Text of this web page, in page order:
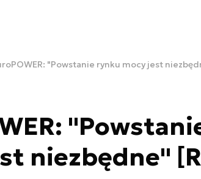
"Powstanie rynku mocy jest
niezbędne"